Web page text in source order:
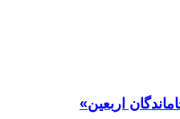
اربعین»